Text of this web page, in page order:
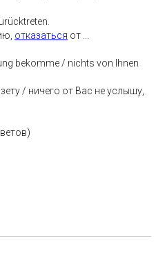
отказаться от ...
bekomme / nichts von Ihnen
/ ничего от Вас не услышу,